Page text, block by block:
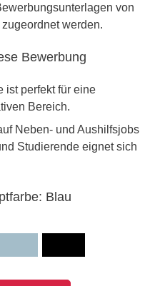
von
werden.
Bewerbung
ist perfekt für eine
Bereich.
Neben- und Aushilfsjobs
Studierende eignet sich
Blau